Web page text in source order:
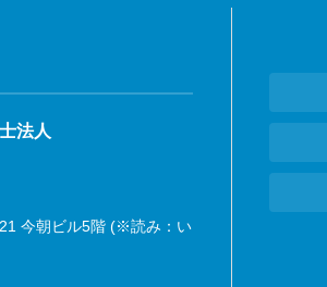
法人
今朝ビル5階 (※読み：い